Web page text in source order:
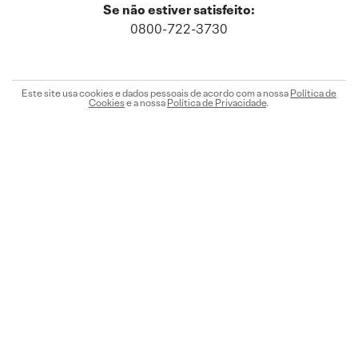
Se não estiver satisfeito:
0800-722-3730
Este site usa cookies e dados pessoais de acordo com a nossa Política de
Cookiese a nossa Política de Privacidade.